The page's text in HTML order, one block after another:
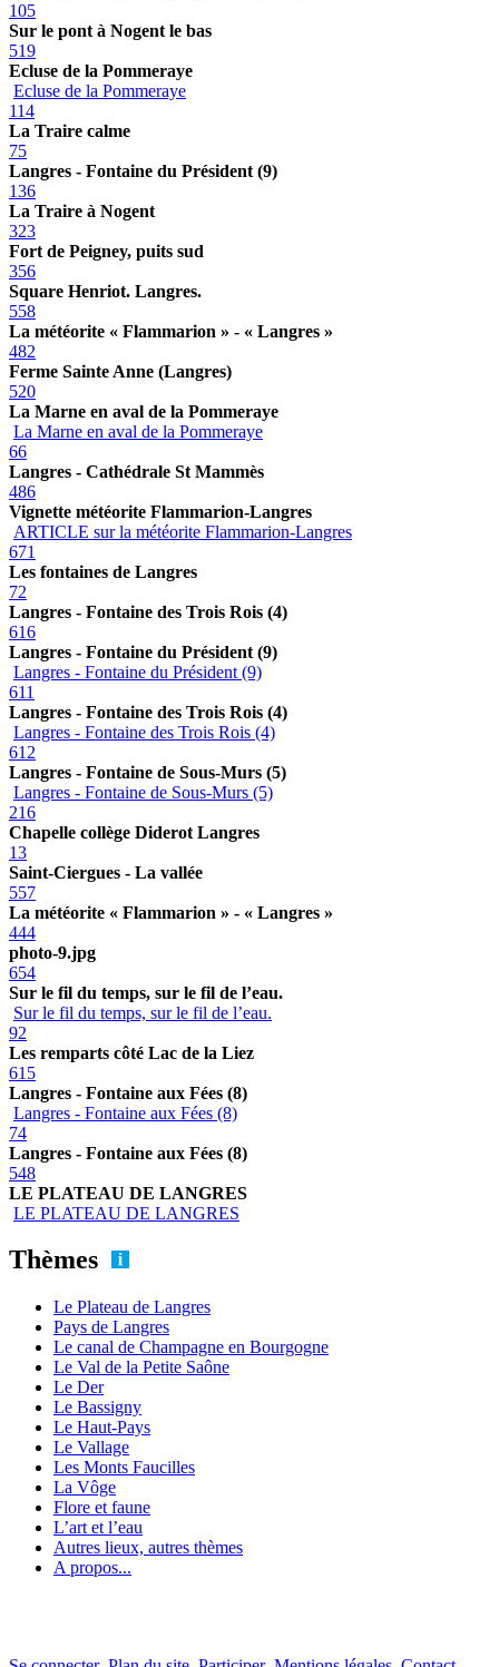
105
Sur le pont à Nogent le bas
519
Ecluse de la Pommeraye
Ecluse de la Pommeraye
114
La Traire calme
75
Langres - Fontaine du Président (9)
136
La Traire à Nogent
323
Fort de Peigney, puits sud
356
Square Henriot. Langres.
558
La météorite « Flammarion » - « Langres »
482
Ferme Sainte Anne (Langres)
520
La Marne en aval de la Pommeraye
La Marne en aval de la Pommeraye
66
Langres - Cathédrale St Mammès
486
Vignette météorite Flammarion-Langres
ARTICLE sur la météorite Flammarion-Langres
671
Les fontaines de Langres
72
Langres - Fontaine des Trois Rois (4)
616
Langres - Fontaine du Président (9)
Langres - Fontaine du Président (9)
611
Langres - Fontaine des Trois Rois (4)
Langres - Fontaine des Trois Rois (4)
612
Langres - Fontaine de Sous-Murs (5)
Langres - Fontaine de Sous-Murs (5)
216
Chapelle collège Diderot Langres
13
Saint-Ciergues - La vallée
557
La météorite « Flammarion » - « Langres »
444
photo-9.jpg
654
Sur le fil du temps, sur le fil de l’eau.
Sur le fil du temps, sur le fil de l’eau.
92
Les remparts côté Lac de la Liez
615
Langres - Fontaine aux Fées (8)
Langres - Fontaine aux Fées (8)
74
Langres - Fontaine aux Fées (8)
548
LE PLATEAU DE LANGRES
LE PLATEAU DE LANGRES
Thèmes
Le Plateau de Langres
Pays de Langres
Le canal de Champagne en Bourgogne
Le Val de la Petite Saône
Le Der
Le Bassigny
Le Haut-Pays
Le Vallage
Les Monts Faucilles
La Vôge
Flore et faune
L’art et l’eau
Autres lieux, autres thèmes
A propos...